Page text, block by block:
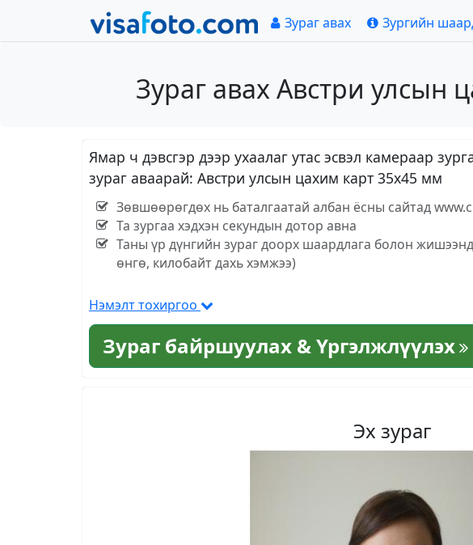
Зураг авах Зургийн
Зураг авах Австри улсын
Ямар ч дэвсгэр дээр ухаалаг утас эсвэл камераар
зураг аваарай: Австри улсын цахим карт 35х45 мм
Зөвшөөрөгдөх нь баталгаатай албан ёсны сайтад
Та зургаа хэдхэн секундын дотор авна
Таны үр дүнгийн зураг доорх шаардлага болон
өнгө, килобайт дахь хэмжээ)
Нэмэлт тохиргоо
Зураг байршуулах & Үргэлжлүүлэх
Эх зураг